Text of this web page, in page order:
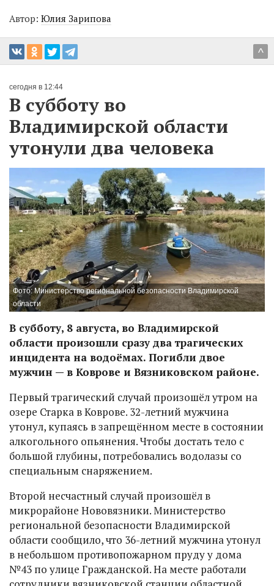
Автор: Юлия Зарипова
^
сегодня в 12:44
В субботу во
Владимирской области
утонули два человека
Фото: Министерство региональной безопасности Владимирской
области
В субботу, 8 августа, во Владимирской
области произошли сразу два трагических
инцидента на водоёмах. Погибли двое
мужчин — в Коврове и Вязниковском районе.
Первый трагический случай произошёл утром на
озере Старка в Коврове. 32-летний мужчина
утонул, купаясь в запрещённом месте в состоянии
алкогольного опьянения. Чтобы достать тело с
большой глубины, потребовались водолазы со
специальным снаряжением.
Второй несчастный случай произошёл в
микрорайоне Нововязники. Министерство
региональной безопасности Владимирской
области сообщило, что 36-летний мужчина утонул
в небольшом противопожарном пруду у дома
№43 по улице Гражданской. На месте работали